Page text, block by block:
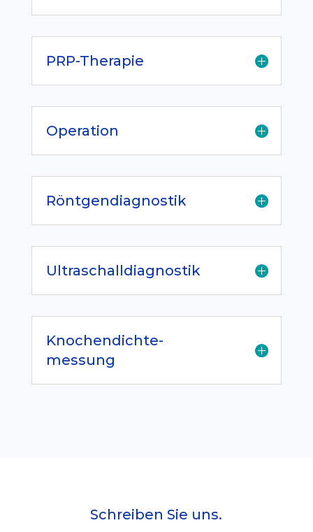
PRP-Therapie
Operation
Röntgendiagnostik
Ultraschalldiagnostik
Knochendichte-
messung
Schreiben Sie uns.